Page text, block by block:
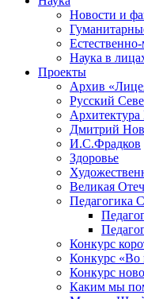
Новости и
Наука в
Проекты
Архив
Русский
Архитектура
Дмитрий
И.С.Фрадков
Здоровье
Великая
Педагогика
Конкурс
Конкурс «Во
Конкурс
Каким мы